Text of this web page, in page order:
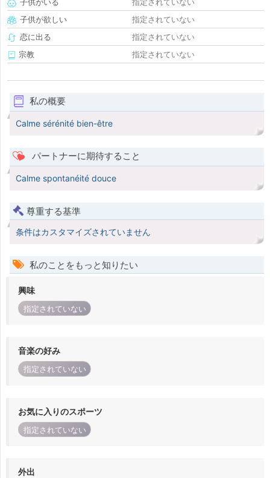
子供が欲しい
指定されていない
恋に出る
指定されていない
宗教
指定されていない
私の概要
Calme sérénité bien-être
パートナーに期待すること
Calme spontanéité douce
尊重する基準
条件はカスタマイズされていません
私のことをもっと知りたい
興味
指定されていない
音楽の好み
指定されていない
お気に入りのスポーツ
指定されていない
外出